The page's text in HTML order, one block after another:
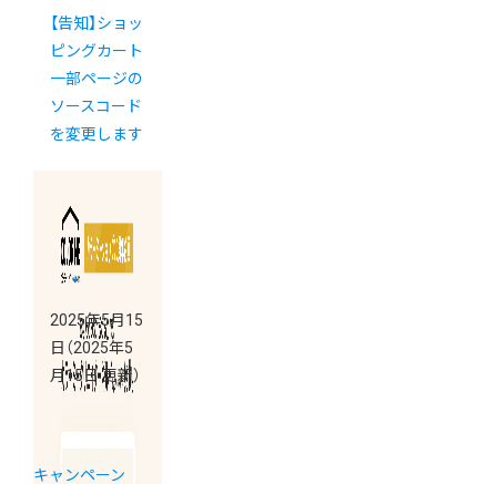
【告知】ショッ
ピングカート
一部ページの
ソースコード
を変更します
2025年5月15
日 （2025年5
月15日 更新）
キャンペーン